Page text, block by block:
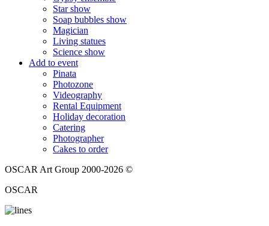
Star show
Soap bubbles show
Magician
Living statues
Science show
Add to event
Pinata
Photozone
Videography
Rental Equipment
Holiday decoration
Catering
Photographer
Cakes to order
OSCAR Art Group 2000-2026 ©
OSCAR